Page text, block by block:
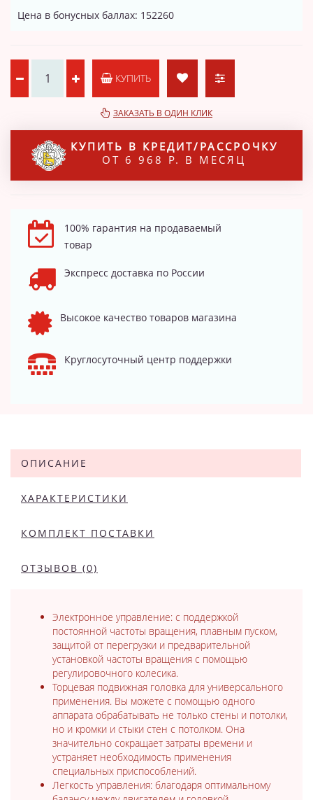
Цена в бонусных баллах: 152260
КУПИТЬ
ЗАКАЗАТЬ В ОДИН КЛИК
КУПИТЬ В КРЕДИТ/РАССРОЧКУ
ОТ 6 968 Р. В МЕСЯЦ
100% гарантия на продаваемый
товар
Экспресс доставка по России
Высокое качество товаров магазина
Круглосуточный центр поддержки
ОПИСАНИЕ
ХАРАКТЕРИСТИКИ
КОМПЛЕКТ ПОСТАВКИ
ОТЗЫВОВ (0)
Электронное управление: с поддержкой
постоянной частоты вращения, плавным пуском,
защитой от перегрузки и предварительной
установкой частоты вращения с помощью
регулировочного колесика.
Торцевая подвижная головка для универсального
применения. Вы можете с помощью одного
аппарата обрабатывать не только стены и потолки,
но и кромки и стыки стен с потолком. Она
значительно сокращает затраты времени и
устраняет необходимость применения
специальных приспособлений.
Легкость управления: благодаря оптимальному